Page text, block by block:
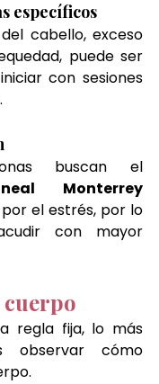
específicos
cabello, exceso
puede ser
con sesiones
el estrés, por lo
con mayor
regla fija, lo más
observar cómo